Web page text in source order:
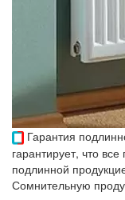
Гарантия
гарантирует, что
подлинной
Сомнительную